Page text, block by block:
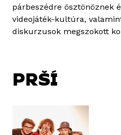
párbeszédre ösztönöznek
videojáték-kultúra,
diskurzusok megszokott
PRŠÍ